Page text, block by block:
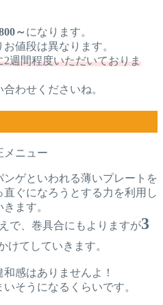
～になります。
値段は異なります。
週間程度いただいておりま
わせくださいね。
メニュー
ゲといわれる薄いプレートを
ぐになろうとする力を利用し
ます。
で、巻具合にもよりますが3
けてしていきます。
感はありませんよ！
そうになるくらいです。